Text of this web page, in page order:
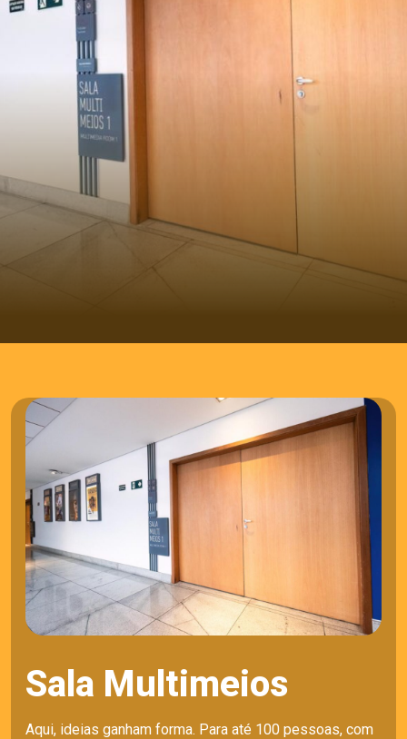
Sala Multimeios
Aqui, ideias ganham forma. Para até 100 pessoas, com